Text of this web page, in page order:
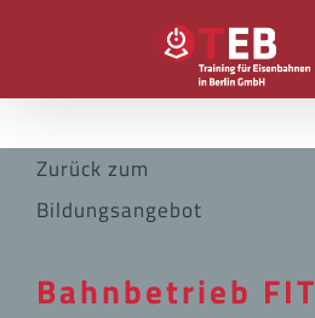
springen
Zurück zum
Bildungsangebot
Bahnbetrieb FIT